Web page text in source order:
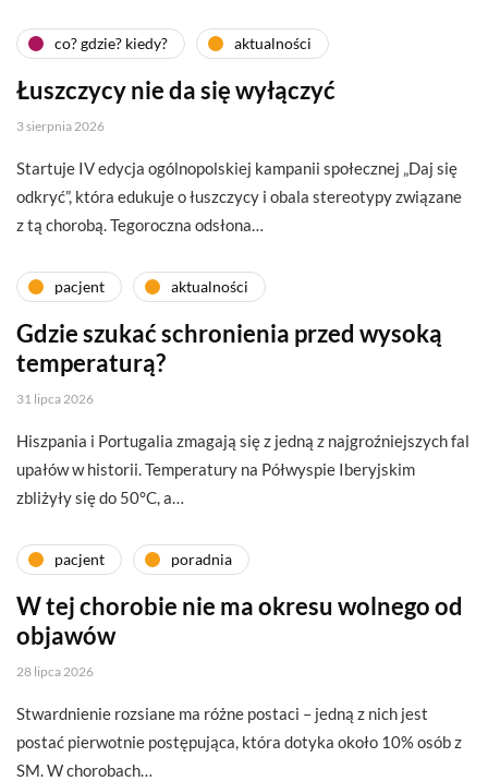
co? gdzie? kiedy? aktualności
Łuszczycy nie da się wyłączyć
3 sierpnia 2026
Startuje IV edycja ogólnopolskiej kampanii społecznej „Daj się
odkryć”, która edukuje o łuszczycy i obala stereotypy związane
z tą chorobą. Tegoroczna odsłona…
pacjent aktualności
Gdzie szukać schronienia przed wysoką
temperaturą?
31 lipca 2026
Hiszpania i Portugalia zmagają się z jedną z najgroźniejszych fal
upałów w historii. Temperatury na Półwyspie Iberyjskim
zbliżyły się do 50°C, a…
pacjent poradnia
W tej chorobie nie ma okresu wolnego od
objawów
28 lipca 2026
Stwardnienie rozsiane ma różne postaci – jedną z nich jest
postać pierwotnie postępująca, która dotyka około 10% osób z
SM. W chorobach…